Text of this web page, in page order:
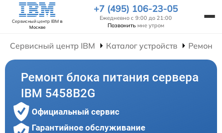
Сервисный центр IBM в
Москве
+7 (495) 106-23-05
Ежедневно с 9:00 до 21:00
Позвонить мне утром
Сервисный центр IBM Каталог устройств Ремонт
Ремонт блока питания сервера
IBM 5458B2G
Официальный сервис
Гарантийное обслуживание